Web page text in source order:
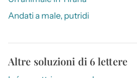
Andati a male, putridi
Altre soluzioni di 6 lettere